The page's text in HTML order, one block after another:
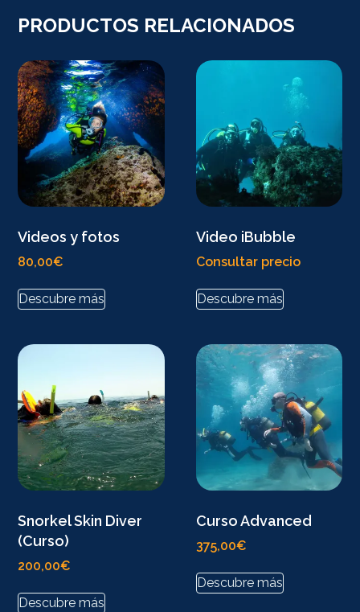
PRODUCTOS RELACIONADOS
Videos y fotos
80,00€
Descubre más
Video iBubble
Consultar precio
Descubre más
Snorkel Skin Diver
(Curso)
200,00€
Descubre más
Curso Advanced
375,00€
Descubre más